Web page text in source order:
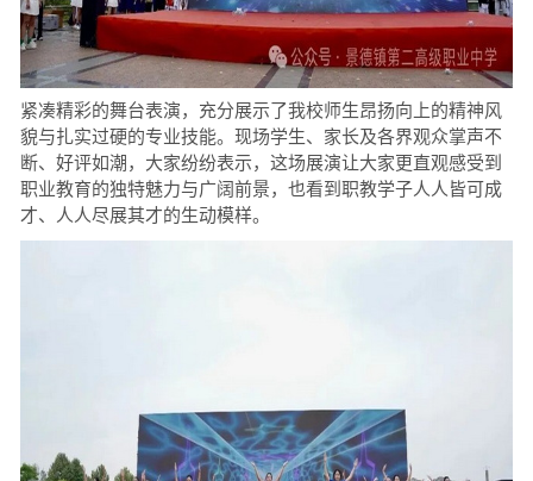
紧凑精彩的舞台表演，充分展示了我校师生昂扬向上的精神风
貌与扎实过硬的专业技能。现场学生、家长及各界观众掌声不
断、好评如潮，大家纷纷表示，这场展演让大家更直观感受到
职业教育的独特魅力与广阔前景，也看到职教学子人人皆可成
才、人人尽展其才的生动模样。